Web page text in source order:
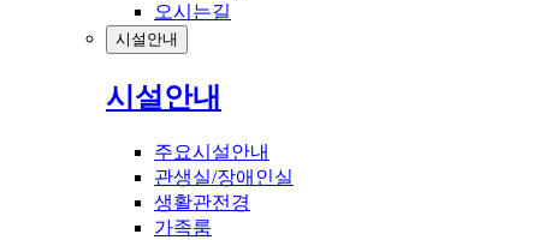
오시는길
시설안내
시설안내
주요시설안내
관생실/장애인실
생활관전경
가족룸